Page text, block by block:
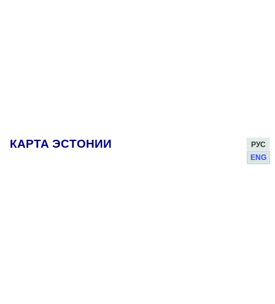
РУС
ENG
КАРТА ЭСТОНИИ